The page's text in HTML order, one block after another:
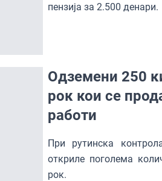
пензија за 2.500 денари.
Одземени 250
рок кои се
работи
При рутинска
откриле поголема
рок.